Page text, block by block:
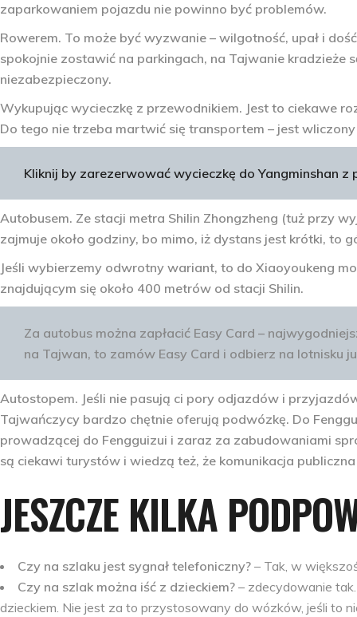
zaparkowaniem pojazdu nie powinno być problemów.
Rowerem. To może być wyzwanie – wilgotność, upał i
spokojnie zostawić na parkingach, na Tajwanie
niezabezpieczony.
Wykupując wycieczkę z przewodnikiem. Jest to ciekawe
Do tego nie trzeba martwić się transportem – jest
Kliknij by zarezerwować wycieczkę do Yangminshan z
Autobusem. Ze stacji metra Shilin Zhongzheng (tuż przy
zajmuje około godziny, bo mimo, iż dystans jest krótki, to
Jeśli wybierzemy odwrotny wariant, to do Xiaoyoukeng
znajdującym się około 400 metrów od stacji Shilin.
Za autobus można zapłacić Easy Card –
na Tajwan, to zamów Easy Card i odbierz na lotnisku
Autostopem. Jeśli nie pasują ci pory odjazdów i
Tajwańczycy bardzo chętnie oferują podwózkę. Do
prowadzącej do Fengguizui i zaraz za zabudowaniami
są ciekawi turystów i wiedzą też, że komunikacja
JESZCZE KILKA
Czy na szlaku jest sygnał telefoniczny? – Tak, w
Czy na szlak można iść z dzieckiem? – zdecydowanie
dzieckiem. Nie jest za to przystosowany do wózków, jeśli to